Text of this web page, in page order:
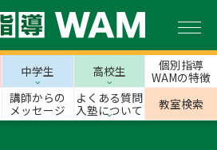
中学生 高校生
個別指導
WAMの特徴
講師からの
メッセージ
よくある質問
入塾について
教室検索